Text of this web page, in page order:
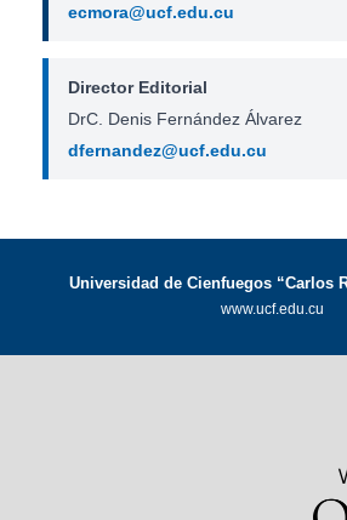
ecmora@ucf.edu.cu
Director Editorial
DrC. Denis Fernández Álvarez
dfernandez@ucf.edu.cu
Universidad de Cienfuegos “Carlos
www.ucf.edu.cu